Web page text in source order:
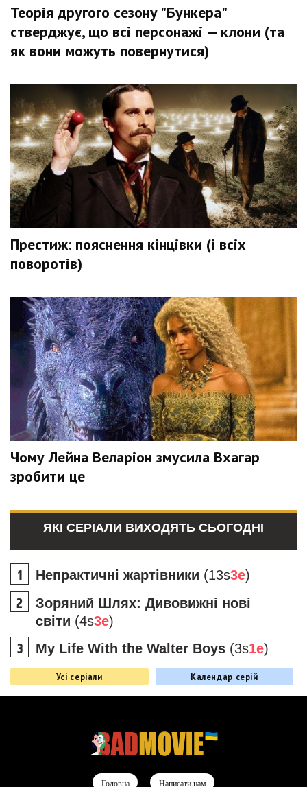
Теорія другого сезону "Бункера"
стверджує, що всі персонажі — клони (та
як вони можуть повернутися)
Престиж: пояснення кінцівки (і всіх
поворотів)
Чому Лейна Веларіон змусила Вхагар
зробити це
ЯКІ СЕРІАЛИ ВИХОДЯТЬ СЬОГОДНІ
Непрактичні жартівники (13s3e)
Зоряний Шлях: Дивовижні нові
світи (4s3e)
My Life With the Walter Boys (3s1e)
Усі серіали Календар серій
Головна Написати нам